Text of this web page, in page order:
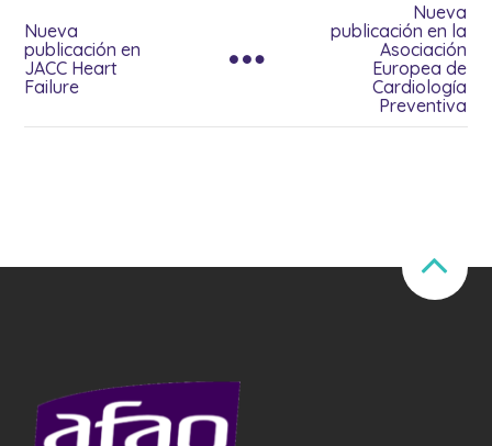
Nueva
publicación en
JACC Heart
Failure
Nueva
publicación en la
Asociación
Europea de
Cardiología
Preventiva